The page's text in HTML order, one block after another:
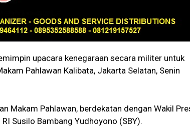
upacara kenegaraan secara militer untuk
Pahlawan Kalibata, Jakarta Selatan, Senin
Makam Pahlawan, berdekatan dengan Wakil
Susilo Bambang Yudhoyono (SBY).